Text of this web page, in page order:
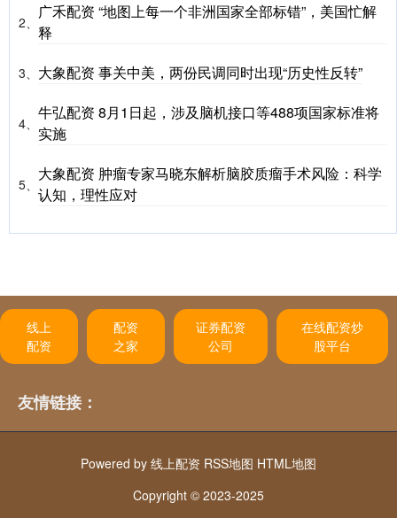
2、
广禾配资 “地图上每一个非洲国家全部标错”，美国忙解
释
3、 大象配资 事关中美，两份民调同时出现“历史性反转”
4、
牛弘配资 8月1日起，涉及脑机接口等488项国家标准将
实施
5、
大象配资 肿瘤专家马晓东解析脑胶质瘤手术风险：科学
认知，理性应对
线上
配资
配资
之家
证券配资
公司
在线配资炒
股平台
友情链接：
Powered by 线上配资 RSS地图 HTML地图
Copyright © 2023-2025